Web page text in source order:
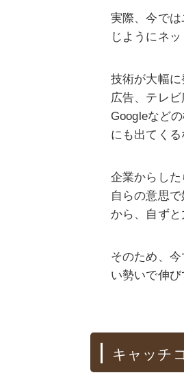
実際、今で
じようにネ
技術が大幅
広告、テレビ
Googleなど
にも出てく
企業からし
自らの意思
から、自ずと
そのため、
い勢いで伸び
キャッチ